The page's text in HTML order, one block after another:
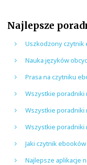
Najlepsze
Uszkodzony czytnik
Nauka języków
Prasa na czytniku
Wszystkie poradniki
Wszystkie poradniki
Wszystkie poradniki
Jaki czytnik
Najlepsze aplikacje